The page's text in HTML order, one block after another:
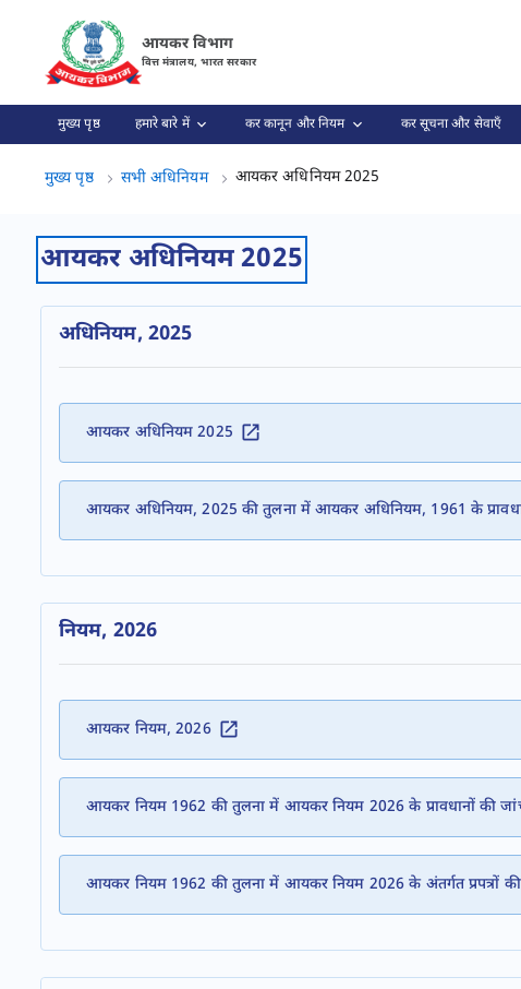
इनकम टैक्स एक्ट 2025 | नवीनतम नियम पृष्ठ लोड हो गया
आयकर विभाग
वित्त मंत्रालय, भारत सरकार
मुख्य पृष्ठ हमारे बारे में कर कानून और नियम कर सूचना और सेवाएँ
मुख्य पृष्ठ सभी अधिनियम आयकर अधिनियम 2025
आयकर अधिनियम 2025
अधिनियम, 2025
आयकर अधिनियम 2025
आयकर अधिनियम, 2025 की तुलना में आयकर अधिनियम, 1961 के
नियम, 2026
आयकर नियम, 2026
आयकर नियम 1962 की तुलना में आयकर नियम 2026 के प्रावधानों की
आयकर नियम 1962 की तुलना में आयकर नियम 2026 के अंतर्गत प्रपत्रों